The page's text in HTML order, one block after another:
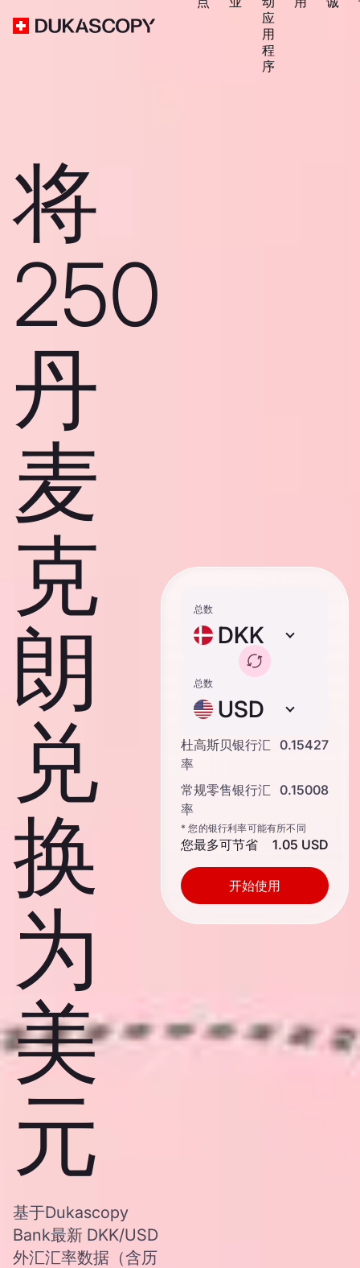
应
用
程
序
将
250
丹
麦
克
朗
兑
换
为
美
元
基于Dukascopy
Bank最新 DKK/USD
外汇汇率数据（含历
总数
DKK
总数
USD
杜高斯贝银行汇
率
0.15427
常规零售银行汇
率
0.15008
* 您的银行利率可能有所不同
您最多可节省 1.05 USD
开始使用